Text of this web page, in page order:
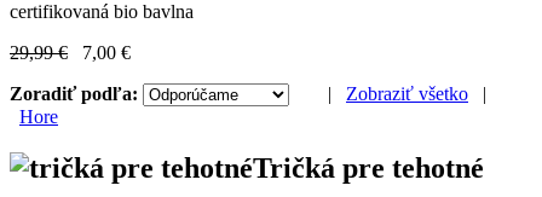
certifikovaná bio bavlna
29,99 €
7,00 €
Zoradiť podľa:
| Zobraziť všetko |
Hore
Tričká pre tehotné